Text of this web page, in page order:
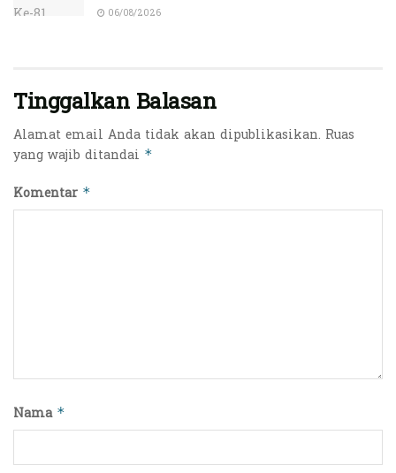
06/08/2026
Tinggalkan Balasan
Alamat email Anda tidak akan dipublikasikan. Ruas
yang wajib ditandai *
Komentar *
Nama *